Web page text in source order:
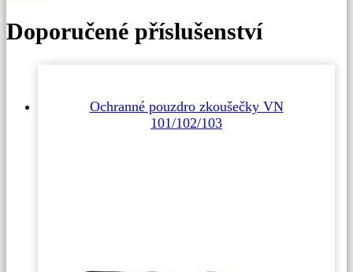
Doporučené příslušenství
Ochranné pouzdro zkoušečky VN
101/102/103